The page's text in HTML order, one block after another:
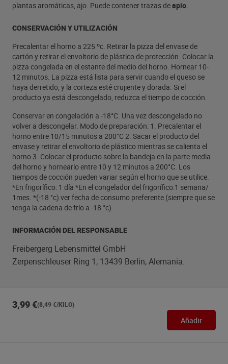
plantas aromáticas, ajo. Puede contener trazas deapio.
CONSERVACIÓN Y UTILIZACIÓN
Precalentar el horno a 225 ºc. Retirar la pizza del envase de
cartón y retirar el envoltorio de plástico de protección. Colocar la
pizza congelada en el estante del medio del horno. Hornear 10-
12 minutos. La pizza está lista para servir cuando el queso se
haya derretido, y la corteza esté crujiente y dorada. Si el
producto ya está descongelado, reduzca el tiempo de cocción.
Conservar en congelación a -18°C. Una vez descongelado no
volver a descongelar. Modo de preparación: 1. Precalentar el
horno entre 10/15 minutos a 200°C 2. Sacar el producto del
envase y retirar el envoltorio de plástico mientras se calienta el
horno 3. Colocar el producto sobre la bandeja en la parte media
del horno y hornearlo entre 10 y 12 minutos a 200°C. Los
tiempos de cocción pueden variar según el horno que se utilice.
*En frigorífico: 1 día *En el congelador del frigorífico:1 semana/
1mes. *(-18 °c) ver fecha de consumo preferente (siempre que se
tenga la cadena de frío a -18 °c)
INFORMACIÓN DEL RESPONSABLE
Freibergerg Lebensmittel GmbH
Zerpenschleuser Ring 1, 13439 Berlin, Alemania.
3,99 €(8,49 €/KILO)
Añadir